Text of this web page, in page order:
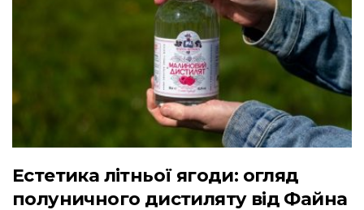
Естетика літньої ягоди: огляд
полуничного дистиляту від Файна